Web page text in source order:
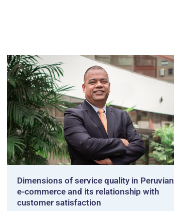
Dimensions of service quality in Peruvian
e-commerce and its relationship with
customer satisfaction